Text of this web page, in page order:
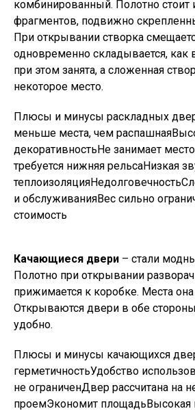
комбинированный. Полотно стоит
фрагментов, подвижно
При открывании створка
одновременно складывается, как
при этом занята, а сложенная
некоторое место.
Плюсы и минусы раскладных
меньше места, чем
декоративностьНе занимает
требуется нижняя рельсаНизкая
и обслуживанияВес сильно
стоимость
Качающиеся двери – стали
Полотно при открывании
прижимается к коробке. Места
Открываются двери в обе
удобно.
Плюсы и минусы качающихся
герметичностьУдобство
не ограниченДвер рассчитана на
проемЭкономит площадьВысокая